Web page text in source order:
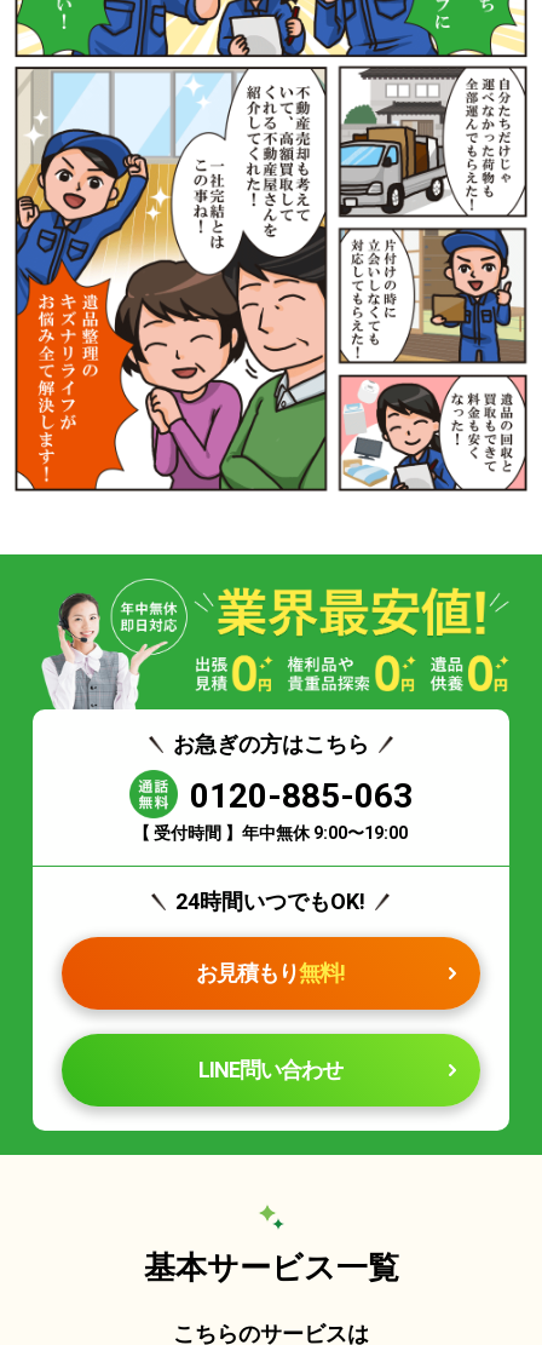
お急ぎの方はこちら
0120-885-063
【 受付時間 】年中無休 9:00〜19:00
24時間いつでもOK!
お見積もり無料!
LINE問い合わせ
基本サービス一覧
こちらのサービスは